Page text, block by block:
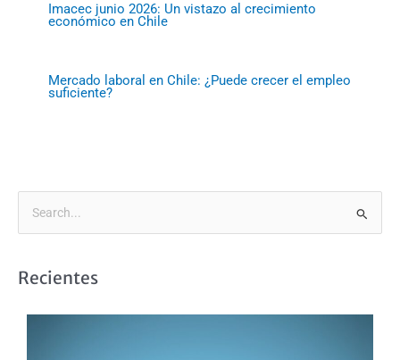
Imacec junio 2026: Un vistazo al crecimiento
económico en Chile
Mercado laboral en Chile: ¿Puede crecer el empleo
suficiente?
cRecientes